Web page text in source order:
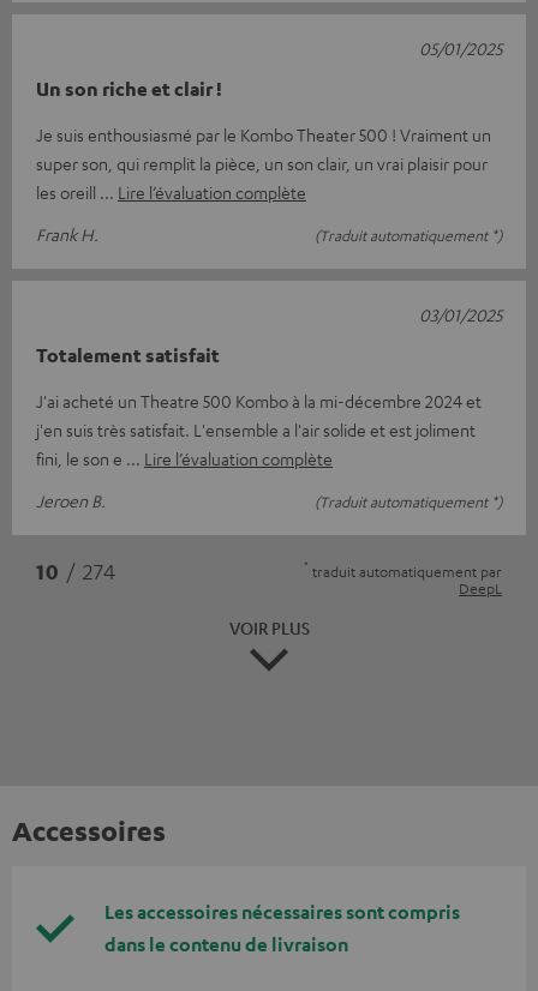
Un son riche et clair !
Je suis enthousiasmé par le Kombo Theater 500 ! Vraiment un
super son, qui remplit la pièce, un son clair, un vrai plaisir pour
les oreill
Lire l’évaluation complète
Frank H.
(Traduit automatiquement *)
05/01/2025
Totalement satisfait
J'ai acheté un Theatre 500 Kombo à la mi-décembre 2024 et
j'en suis très satisfait. L'ensemble a l'air solide et est joliment
fini, le son e
Lire l’évaluation complète
Jeroen B.
(Traduit automatiquement *)
03/01/2025
10 / 274 * traduit automatiquement par
DeepL
VOIR PLUS
Accessoires
Les accessoires nécessaires sont compris
dans le contenu de livraison